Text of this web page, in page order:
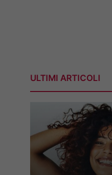
ULTIMI ARTICOLI